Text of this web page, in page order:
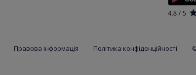
Правова інформація Політика конфіденційності